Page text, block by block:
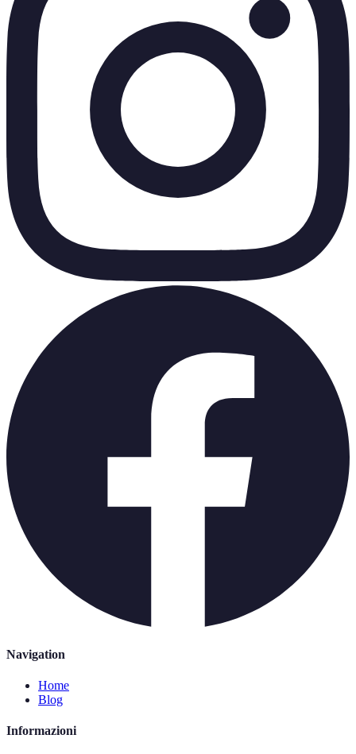
Navigation
Home
Blog
Informazioni